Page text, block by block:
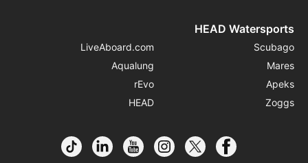
HEAD Watersports
Scubago
LiveAboard.com
Mares
Aqualung
Apeks
rEvo
Zoggs
HEAD